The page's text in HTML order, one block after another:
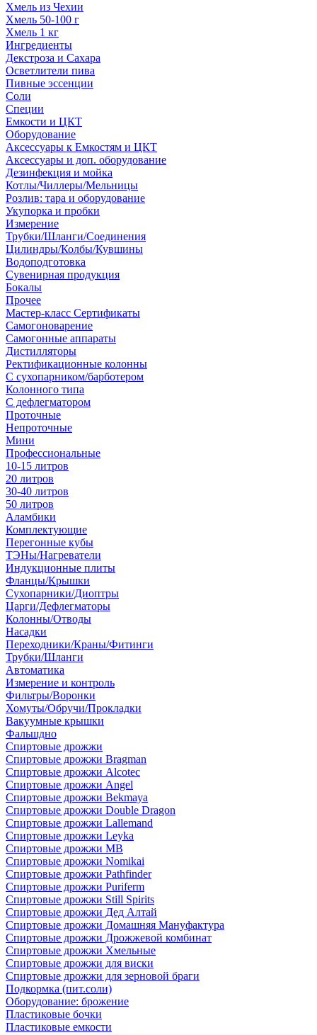
Хмель из Чехии
Хмель 50-100 г
Хмель 1 кг
Ингредиенты
Декстроза и Сахара
Осветлители пива
Пивные эссенции
Соли
Специи
Емкости и ЦКТ
Оборудование
Аксессуары к Емкостям и ЦКТ
Аксессуары и доп. оборудование
Дезинфекция и мойка
Котлы/Чиллеры/Мельницы
Розлив: тара и оборудование
Укупорка и пробки
Измерение
Трубки/Шланги/Соединения
Цилиндры/Колбы/Кувшины
Водоподготовка
Сувенирная продукция
Бокалы
Прочее
Мастер-класс Сертификаты
Самогоноварение
Самогонные аппараты
Дистилляторы
Ректификационные колонны
С сухопарником/барботером
Колонного типа
С дефлегматором
Проточные
Непроточные
Мини
Профессиональные
10-15 литров
20 литров
30-40 литров
50 литров
Аламбики
Комплектующие
Перегонные кубы
ТЭНы/Нагреватели
Индукционные плиты
Фланцы/Крышки
Сухопарники/Диоптры
Царги/Дефлегматоры
Колонны/Отводы
Насадки
Переходники/Краны/Фитинги
Трубки/Шланги
Автоматика
Измерение и контроль
Фильтры/Воронки
Хомуты/Обручи/Прокладки
Вакуумные крышки
Фальшдно
Спиртовые дрожжи
Спиртовые дрожжи Bragman
Спиртовые дрожжи Alcotec
Спиртовые дрожжи Angel
Спиртовые дрожжи Bekmaya
Спиртовые дрожжи Double Dragon
Спиртовые дрожжи Lallemand
Спиртовые дрожжи Leyka
Спиртовые дрожжи MB
Спиртовые дрожжи Nomikai
Спиртовые дрожжи Pathfinder
Спиртовые дрожжи Puriferm
Спиртовые дрожжи Still Spirits
Спиртовые дрожжи Дед Алтай
Спиртовые дрожжи Домашняя Мануфактура
Спиртовые дрожжи Дрожжевой комбинат
Спиртовые дрожжи Хмельные
Спиртовые дрожжи для виски
Спиртовые дрожжи для зерновой браги
Подкормка (пит.соли)
Оборудование: брожение
Пластиковые бочки
Пластиковые емкости